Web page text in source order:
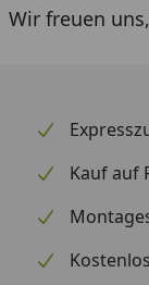
Wir freuen
Kauf auf